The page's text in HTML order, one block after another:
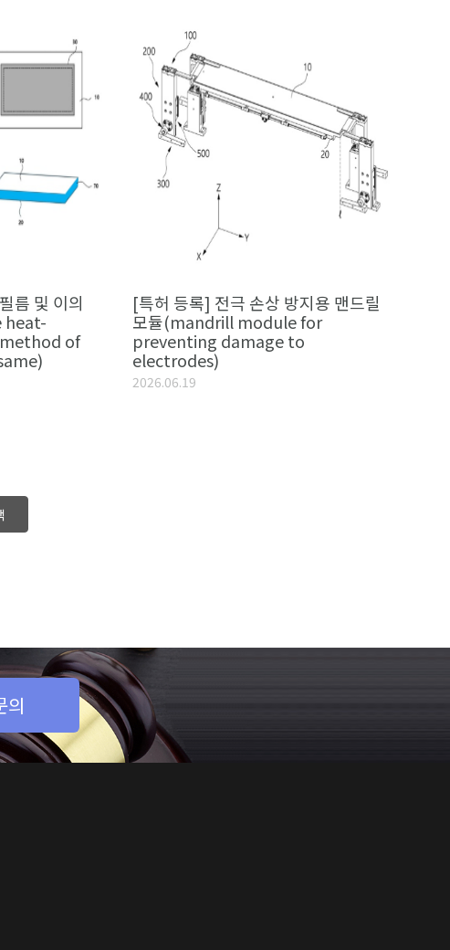
름 및 이의
heat-
of
[특허 등록] 전극 손상 방지용 맨드릴
모듈(mandrill module for
preventing damage to
electrodes)
2026.06.19
의